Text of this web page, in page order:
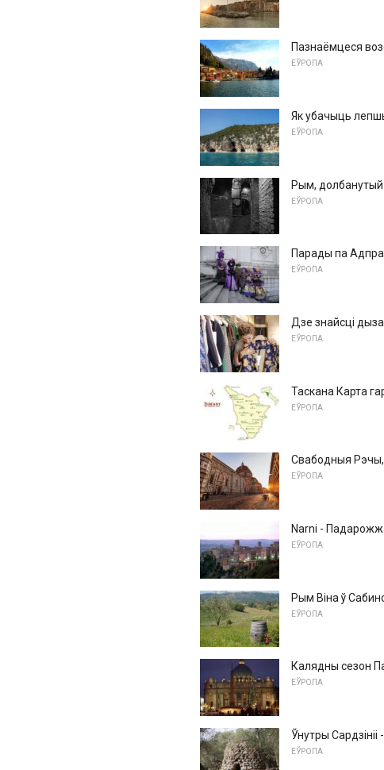
Пазнаёмцеся
ЕЎРОПА
Як убачыць
ЕЎРОПА
Рым, долбанутый
ЕЎРОПА
Парады па
ЕЎРОПА
Дзе знайсці
ЕЎРОПА
Таскана Карта
ЕЎРОПА
Свабодныя Рэчы,
ЕЎРОПА
Narni -
ЕЎРОПА
Рым Віна ў
ЕЎРОПА
Калядны сезон
ЕЎРОПА
Ўнутры
ЕЎРОПА